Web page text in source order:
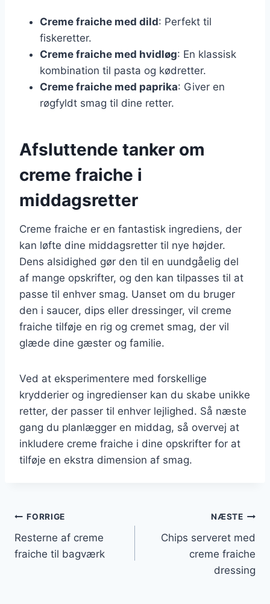
Creme fraiche med dild: Perfekt til
fiskeretter.
Creme fraiche med hvidløg: En klassisk
kombination til pasta og kødretter.
Creme fraiche med paprika: Giver en
røgfyldt smag til dine retter.
Afsluttende tanker om
creme fraiche i
middagsretter
Creme fraiche er en fantastisk ingrediens, der
kan løfte dine middagsretter til nye højder.
Dens alsidighed gør den til en uundgåelig del
af mange opskrifter, og den kan tilpasses til at
passe til enhver smag. Uanset om du bruger
den i saucer, dips eller dressinger, vil creme
fraiche tilføje en rig og cremet smag, der vil
glæde dine gæster og familie.
Ved at eksperimentere med forskellige
krydderier og ingredienser kan du skabe unikke
retter, der passer til enhver lejlighed. Så næste
gang du planlægger en middag, så overvej at
inkludere creme fraiche i dine opskrifter for at
tilføje en ekstra dimension af smag.
Indlægsnavigation
FORRIGE
Resterne af creme
fraiche til bagværk
NÆSTE
Chips serveret med
creme fraiche
dressing